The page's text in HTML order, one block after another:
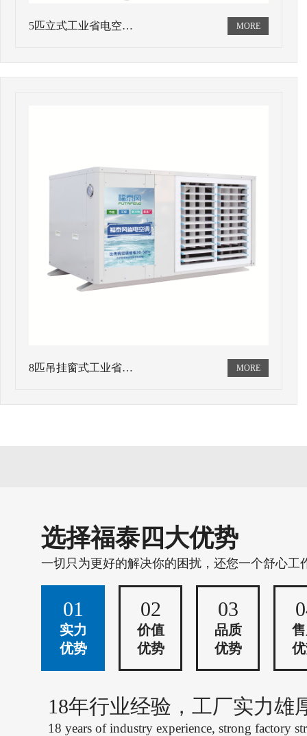
5匹立式工业省电空…
8匹吊挂窗式工业省…
选择福泰四大优势
一切只为更好的解决你的困扰，还您一个舒心工
01
实力
优势
02
价值
优势
03
品质
优势
18年行业经验，工厂实力雄
18 years of industry experience, strong factory